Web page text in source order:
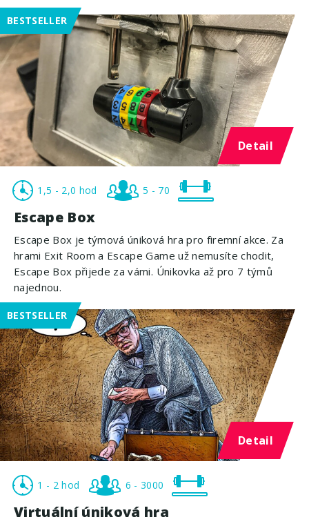
BESTSELLER
Detail
1,5 - 2,0 hod 5 - 70
Escape Box
Escape Box je týmová úniková hra pro firemní akce. Za
hrami Exit Room a Escape Game už nemusíte chodit,
Escape Box přijede za vámi. Únikovka až pro 7 týmů
najednou.
BESTSELLER
Detail
1 - 2 hod 6 - 3000
Virtuální úniková hra